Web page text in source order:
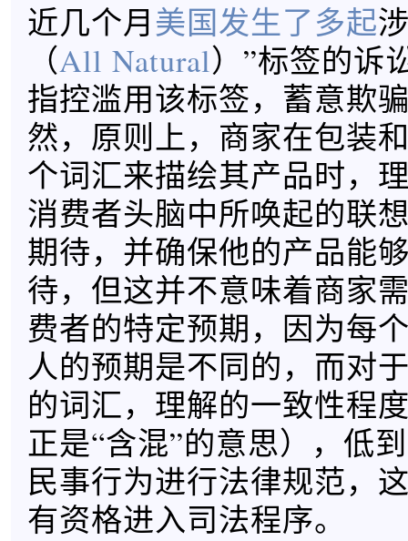
近几个月美国发生了多起
（All Natural）”标签的诉
指控滥用该标签，蓄意欺
然，原则上，商家在包装
个词汇来描绘其产品时，
消费者头脑中所唤起的联
期待，并确保他的产品能
待，但这并不意味着商家
费者的特定预期，因为每
人的预期是不同的，而对
的词汇，理解的一致性程
正是“含混”的意思），低
民事行为进行法律规范，
有资格进入司法程序。